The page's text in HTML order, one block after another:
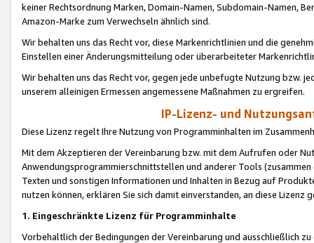
keiner Rechtsordnung Marken, Domain-Namen, Subdomain-Namen,
Amazon-Marke zum Verwechseln ähnlich sind.
Wir behalten uns das Recht vor, diese Markenrichtlinien und die
Einstellen einer Änderungsmitteilung oder überarbeiteter
Wir behalten uns das Recht vor, gegen jede unbefugte Nutzung bzw.
unserem alleinigen Ermessen angemessene Maßnahmen zu ergreifen.
IP-Lizenz- und
Diese Lizenz regelt Ihre Nutzung von Programminhalten im
Mit dem Akzeptieren der Vereinbarung bzw. mit dem Aufrufen oder
Anwendungsprogrammierschnittstellen und anderer Tools (zusammen
Texten und sonstigen Informationen und Inhalten in Bezug auf
nutzen können, erklären Sie sich damit einverstanden, an diese Lizenz
1. Eingeschränkte Lizenz für Programminhalte
Vorbehaltlich der Bedingungen der Vereinbarung und ausschließlich